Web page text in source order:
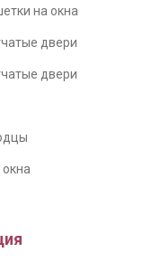
на окна
двери
двери